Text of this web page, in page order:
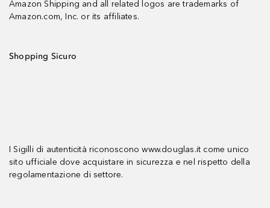
Amazon Shipping and all related logos are trademarks of
Amazon.com, Inc. or its affiliates.
Shopping Sicuro
I Sigilli di autenticità riconoscono www.douglas.it come unico
sito ufficiale dove acquistare in sicurezza e nel rispetto della
regolamentazione di settore.